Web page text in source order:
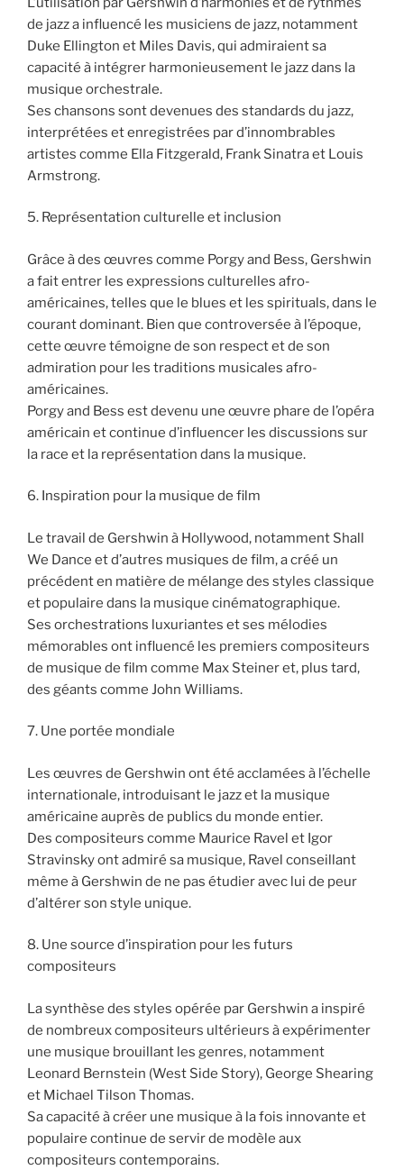
de jazz a influencé les musiciens de jazz, notamment
Duke Ellington et Miles Davis, qui admiraient sa
capacité à intégrer harmonieusement le jazz dans la
musique orchestrale.
Ses chansons sont devenues des standards du jazz,
interprétées et enregistrées par d’innombrables
artistes comme Ella Fitzgerald, Frank Sinatra et Louis
Armstrong.
5. Représentation culturelle et inclusion
Grâce à des œuvres comme Porgy and Bess, Gershwin
a fait entrer les expressions culturelles afro-
américaines, telles que le blues et les spirituals, dans le
courant dominant. Bien que controversée à l’époque,
cette œuvre témoigne de son respect et de son
admiration pour les traditions musicales afro-
américaines.
Porgy and Bess est devenu une œuvre phare de l’opéra
américain et continue d’influencer les discussions sur
la race et la représentation dans la musique.
6. Inspiration pour la musique de film
Le travail de Gershwin à Hollywood, notamment Shall
We Dance et d’autres musiques de film, a créé un
précédent en matière de mélange des styles classique
et populaire dans la musique cinématographique.
Ses orchestrations luxuriantes et ses mélodies
mémorables ont influencé les premiers compositeurs
de musique de film comme Max Steiner et, plus tard,
des géants comme John Williams.
7. Une portée mondiale
Les œuvres de Gershwin ont été acclamées à l’échelle
internationale, introduisant le jazz et la musique
américaine auprès de publics du monde entier.
Des compositeurs comme Maurice Ravel et Igor
Stravinsky ont admiré sa musique, Ravel conseillant
même à Gershwin de ne pas étudier avec lui de peur
d’altérer son style unique.
8. Une source d’inspiration pour les futurs
compositeurs
La synthèse des styles opérée par Gershwin a inspiré
de nombreux compositeurs ultérieurs à expérimenter
une musique brouillant les genres, notamment
Leonard Bernstein (West Side Story), George Shearing
et Michael Tilson Thomas.
Sa capacité à créer une musique à la fois innovante et
populaire continue de servir de modèle aux
compositeurs contemporains.